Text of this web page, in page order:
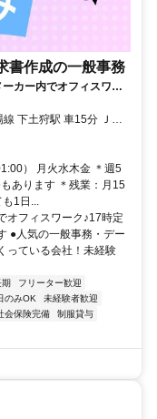
書作成の一般事務
カー内でオフィスワー
） 月火水木金 ＊週5
あります ＊残業：月15
1日...
オフィスワーク♪17時定
●人気の一般事務・デー
っている会社！未経験
期
フリーター歓迎
のみOK
未経験者歓迎
会保険完備
制服貸与